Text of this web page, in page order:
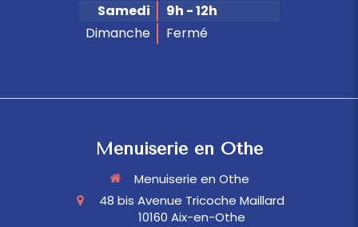
Samedi
9h - 12h
Dimanche
Fermé
Menuiserie en Othe
Menuiserie en Othe
48 bis Avenue Tricoche Maillard
10160 Aix-en-Othe